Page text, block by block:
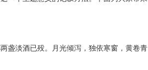
盏淡酒已殁。月光倾泻，独依寒窗，黄卷青